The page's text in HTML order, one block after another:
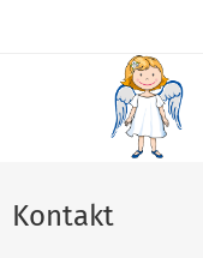
Kontakt